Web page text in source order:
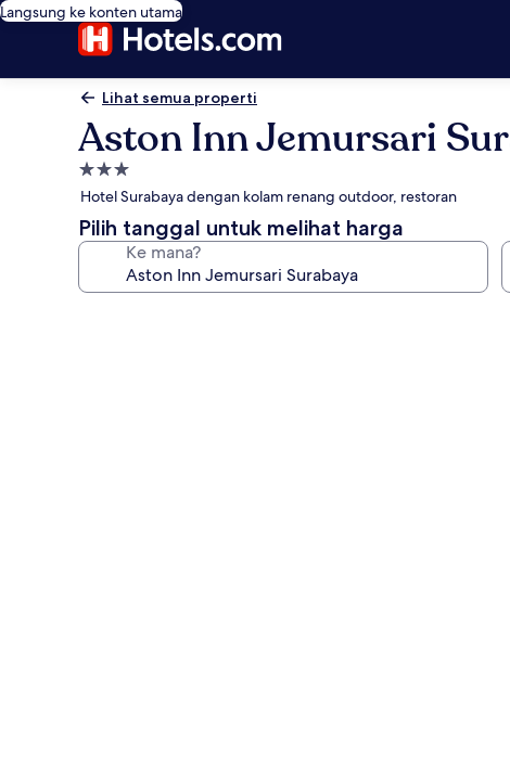
Langsung ke konten utama
Lihat semua properti
Aston Inn Jemursari
Properti
bintang
3.0
Hotel Surabaya dengan kolam renang outdoor, restoran
Pilih tanggal untuk melihat harga
Ke mana?